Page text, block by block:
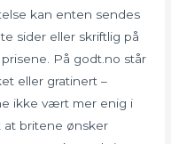
kan enten sendes
sider eller skriftlig på
På godt.no står
eller gratinert –
ikke vært mer enig i
at britene ønsker